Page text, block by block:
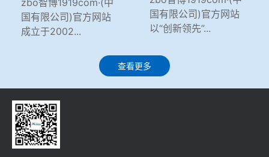
zbo智博1919com·(中
国有限公司)官方网站
成立于2002...
国有限公司)官方网站
以“创新领先”...
查看更多